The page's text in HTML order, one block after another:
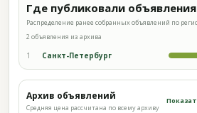
Где публиковали объявления
Распределение ранее собранных объявлений по
2 объявления из архива
1 Санкт-Петербург
Архив объявлений
Средняя цена рассчитана по всему архиву